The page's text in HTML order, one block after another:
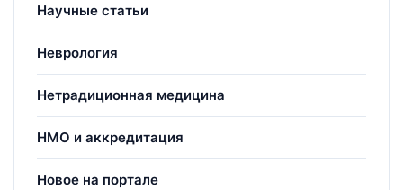
Научные статьи
Неврология
Нетрадиционная медицина
НМО и аккредитация
Новое на портале